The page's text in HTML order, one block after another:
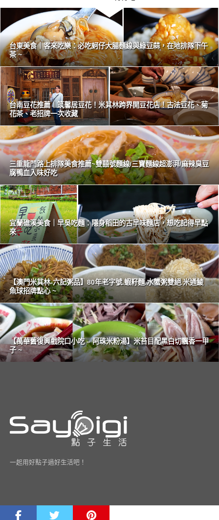
台東美食｜客來吃樂：必吃蚵仔大腸麵線與綠豆蒜，在地排隊下午
茶 ~
台南豆花推薦｜筑馨居豆花！米其林跨界開豆花店！古法豆花、菊
花茶、老招牌一次收藏
三重龍門路上排隊美食推薦~雙囍號麵線/三寶麵線超澎湃/麻辣臭豆
腐鴨血入味好吃
宜蘭礁溪美食｜早吳吃麵：隱身稻田的古早味麵店，想吃記得早點
來
【澳門米其林-六記粥品】80年老字號.蝦籽麵.水蟹粥雙絕.米通鯪
魚球招牌點心 ~
【萬華舊復興戲院口小吃 – 阿珠米粉湯】米苔目配黑白切飄香一甲
子 ~
一起用好點子過好生活吧！